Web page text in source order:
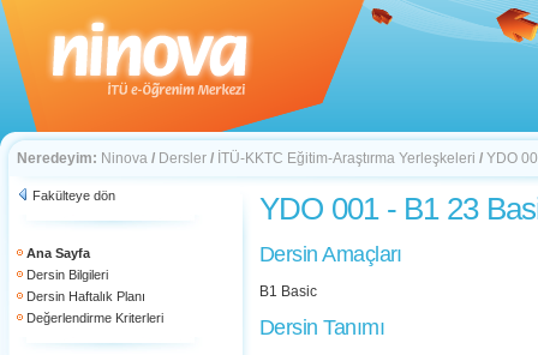
Neredeyim: Ninova / Dersler / İTÜ-KKTC Eğitim-Araştırma Yerleşkeleri / YDO
Fakülteye dön
Ana Sayfa
Dersin Bilgileri
Dersin Haftalık Planı
Değerlendirme Kriterleri
YDO 001 - B1 23
Dersin Amaçları
B1 Basic
Dersin Tanımı